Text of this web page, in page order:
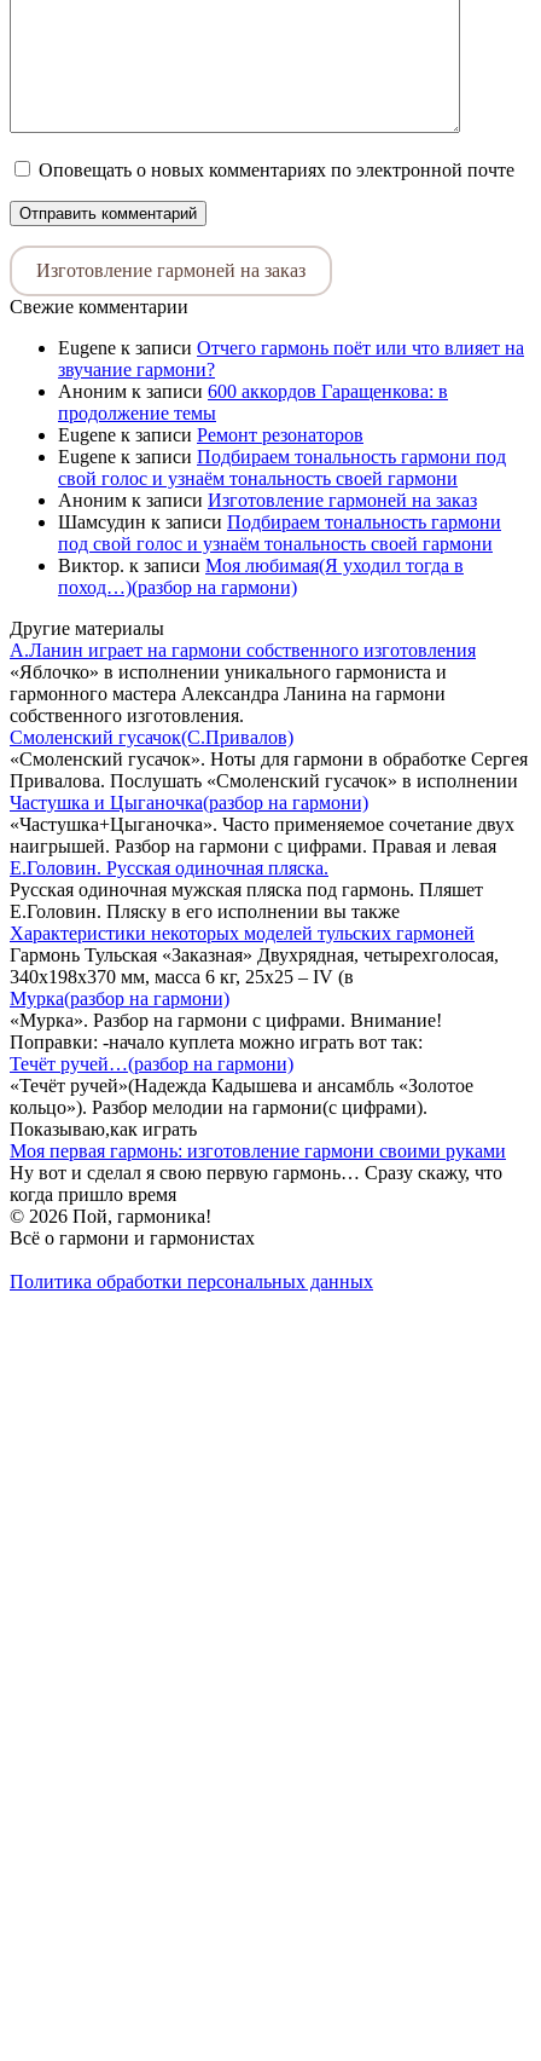
Оповещать о новых комментариях по электронной почте
Изготовление гармоней на заказ
Свежие комментарии
Eugene к записи Отчего гармонь поёт или что влияет на
звучание гармони?
Аноним к записи 600 аккордов Гаращенкова: в
продолжение темы
Eugene к записи Ремонт резонаторов
Eugene к записи Подбираем тональность гармони под
свой голос и узнаём тональность своей гармони
Аноним к записи Изготовление гармоней на заказ
Шамсудин к записи Подбираем тональность гармони
под свой голос и узнаём тональность своей гармони
Виктор. к записи Моя любимая(Я уходил тогда в
поход…)(разбор на гармони)
Другие материалы
А.Ланин играет на гармони собственного изготовления
«Яблочко» в исполнении уникального гармониста и
гармонного мастера Александра Ланина на гармони
собственного изготовления.
Смоленский гусачок(С.Привалов)
«Смоленский гусачок». Ноты для гармони в обработке Сергея
Привалова. Послушать «Смоленский гусачок» в исполнении
Частушка и Цыганочка(разбор на гармони)
«Частушка+Цыганочка». Часто применяемое сочетание двух
наигрышей. Разбор на гармони с цифрами. Правая и левая
Е.Головин. Русская одиночная пляска.
Русская одиночная мужская пляска под гармонь. Пляшет
Е.Головин. Пляску в его исполнении вы также
Характеристики некоторых моделей тульских гармоней
Гармонь Тульская «Заказная» Двухрядная, четырехголосая,
340х198х370 мм, масса 6 кг, 25х25 – IV (в
Мурка(разбор на гармони)
«Мурка». Разбор на гармони с цифрами. Внимание!
Поправки: -начало куплета можно играть вот так:
Течёт ручей…(разбор на гармони)
«Течёт ручей»(Надежда Кадышева и ансамбль «Золотое
кольцо»). Разбор мелодии на гармони(с цифрами).
Показываю,как играть
Моя первая гармонь: изготовление гармони своими руками
Ну вот и сделал я свою первую гармонь… Сразу скажу, что
когда пришло время
© 2026 Пой, гармоника!
Всё о гармони и гармонистах
Политика обработки персональных данных